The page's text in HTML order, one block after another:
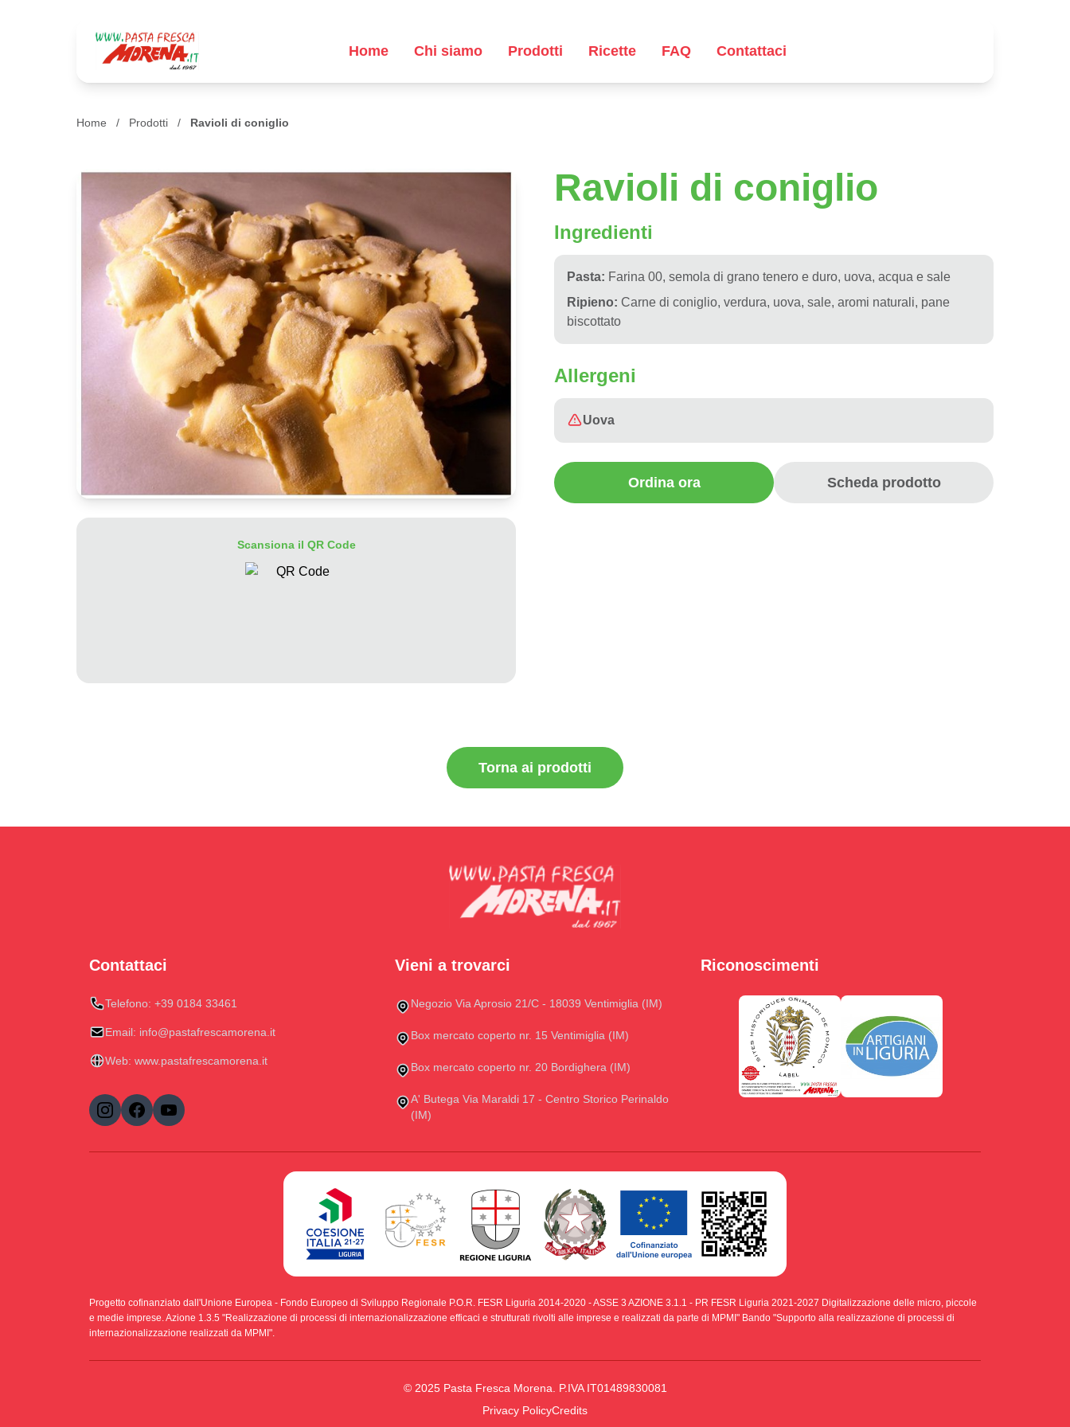
Home Chi siamo Prodotti Ricette FAQ Contattaci
Home / Prodotti / Ravioli di coniglio
Scansiona il QR Code
Ravioli di coniglio
Ingredienti
Pasta: Farina 00, semola di grano tenero e duro, uova, acqua e sale
Ripieno: Carne di coniglio, verdura, uova, sale, aromi naturali, pane
biscottato
Allergeni
Uova
Ordina ora Scheda prodotto
Torna ai prodotti
Contattaci
Telefono: +39 0184 33461
Email: info@pastafrescamorena.it
Web: www.pastafrescamorena.it
Vieni a trovarci
Negozio Via Aprosio 21/C - 18039 Ventimiglia (IM)
Box mercato coperto nr. 15 Ventimiglia (IM)
Box mercato coperto nr. 20 Bordighera (IM)
A' Butega Via Maraldi 17 - Centro Storico Perinaldo
(IM)
Riconoscimenti
Progetto cofinanziato dall'Unione Europea - Fondo Europeo di Sviluppo Regionale P.O.R. FESR Liguria 2014-2020 - ASSE 3 AZIONE 3.1.1 - PR FESR Liguria 2021-2027 Digitalizzazione delle micro, piccole
e medie imprese. Azione 1.3.5 "Realizzazione di processi di internazionalizzazione efficaci e strutturati rivolti alle imprese e realizzati da parte di MPMI" Bando "Supporto alla realizzazione di processi di
internazionalizzazione realizzati da MPMI".
© 2025 Pasta Fresca Morena. P.IVA IT01489830081
Privacy PolicyCredits